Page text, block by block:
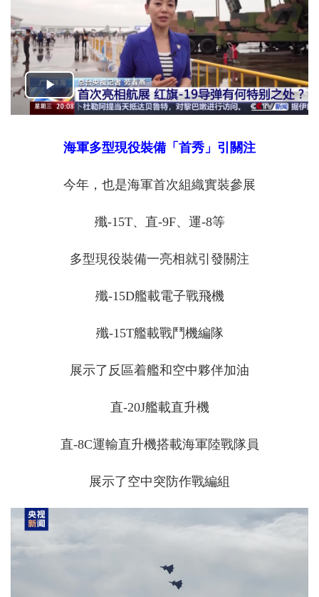
海軍多型現役裝備「首秀」引關注
今年，也是海軍首次組織實裝參展
殲-15T、直-9F、運-8等
多型現役裝備一亮相就引發關注
殲-15D艦載電子戰飛機
殲-15T艦載戰鬥機編隊
展示了反區着艦和空中夥伴加油
直-20J艦載直升機
直-8C運輸直升機搭載海軍陸戰隊員
展示了空中突防作戰編組